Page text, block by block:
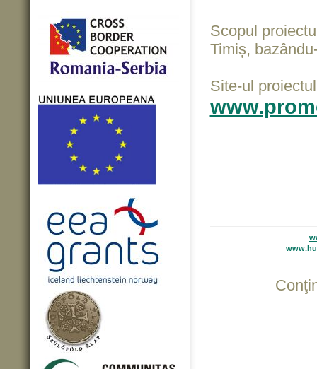
Scopul
Timiș,
Site-ul